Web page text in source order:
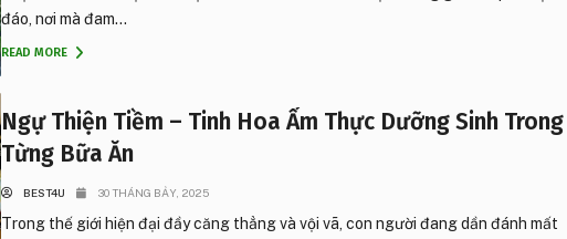
đáo, nơi mà đam...
READ MORE
Ngự Thiện Tiềm – Tinh Hoa Ẩm Thực Dưỡng Sinh Trong
Từng Bữa Ăn
BEST4U 30 THÁNG BẢY, 2025
Trong thế giới hiện đại đầy căng thẳng và vội vã, con người đang dần đánh mất